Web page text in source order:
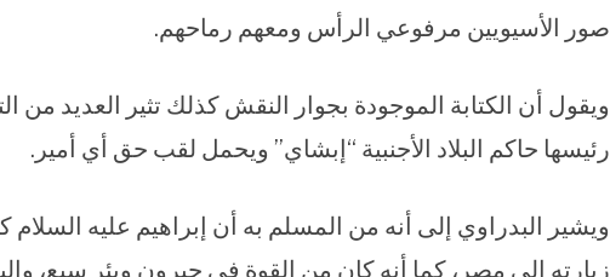
صور الأسيويين مرفوعي الرأس ومعهم رماحهم.
ويقول أن الكتابة الموجودة بجوار النقش كذلك تثير العديد من
رئيسها حاكم البلاد الأجنبية “إبشاي” ويحمل لقب حق أي أمير.
ويشير البدراوي إلى أنه من المسلم به أن إبراهيم عليه
زيارته إلى مصر، كما أنه كان من القوة في حبرون وبئر